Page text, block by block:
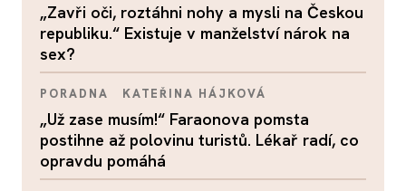
„Zavři oči, roztáhni nohy a mysli na Českou
republiku.“ Existuje v manželství nárok na
sex?
PORADNA KATEŘINA HÁJKOVÁ
„Už zase musím!“ Faraonova pomsta
postihne až polovinu turistů. Lékař radí, co
opravdu pomáhá